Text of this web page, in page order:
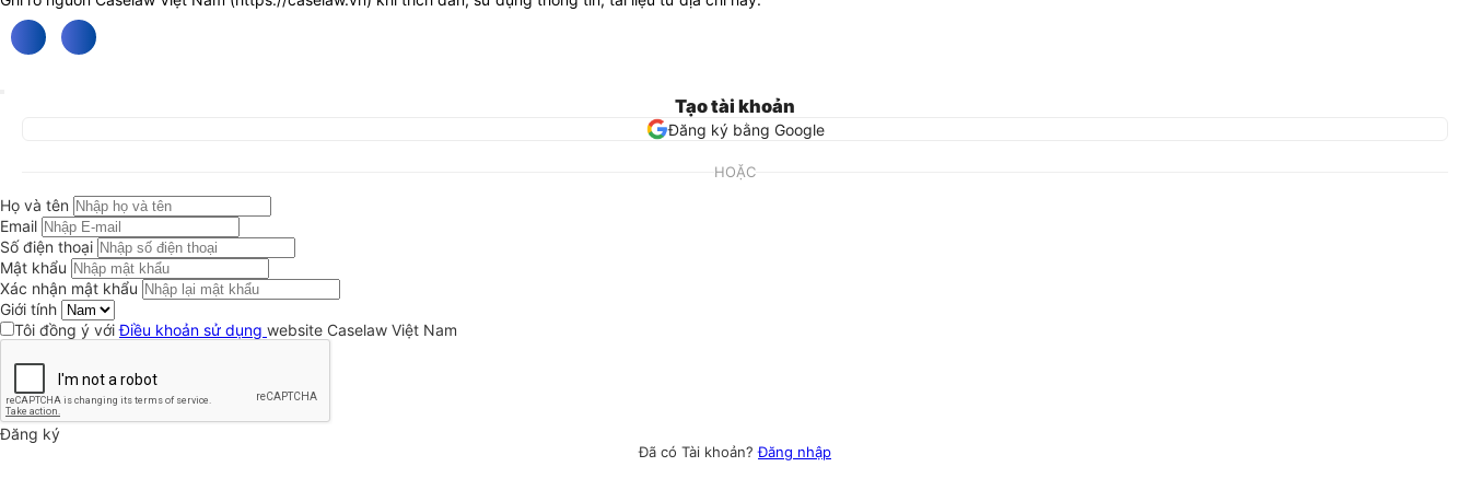
Tạo tài khoản
Đăng ký bằng Google
HOẶC
Họ và tên
Email
Số điện thoại
Mật khẩu
Xác nhận mật khẩu
Giới tính
Tôi đồng ý vớiĐiều khoản sử dụng website Caselaw Việt Nam
Đăng ký
Đã có Tài khoản?Đăng nhập